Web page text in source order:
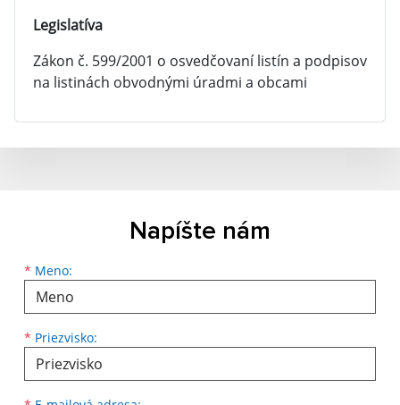
Legislatíva
Zákon č. 599/2001 o osvedčovaní listín a podpisov
na listinách obvodnými úradmi a obcami
Napíšte nám
* Meno:
Meno
* Priezvisko:
Priezvisko
E-mailová adresa